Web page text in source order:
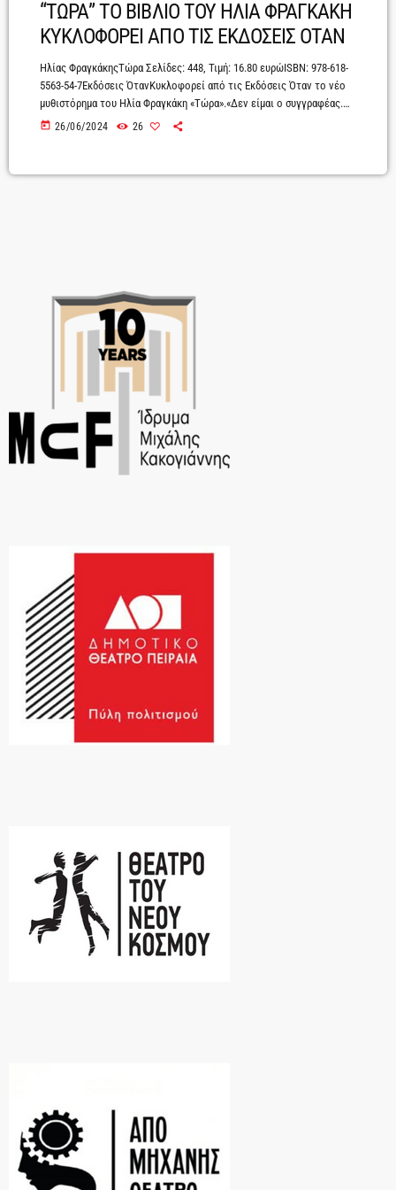
“ΤΩΡΑ” ΤΟ ΒΙΒΛΙΟ ΤΟΥ ΗΛΙΑ ΦΡΑΓΚΑΚΗ
ΚΥΚΛΟΦΟΡΕΙ ΑΠΟ ΤΙΣ ΕΚΔΟΣΕΙΣ ΟΤΑΝ
Ηλίας ΦραγκάκηςΤώρα Σελίδες: 448, Τιμή: 16.80 ευρώISBN: 978-618-
5563-54-7Εκδόσεις ΌτανΚυκλοφορεί από τις Εκδόσεις Όταν το νέο
μυθιστόρημα του Ηλία Φραγκάκη «Τώρα».«Δεν είμαι ο συγγραφέας.
Δεν είμαι καν συγγραφέας. Αυτό ήθελα να πω. Να ξεκαθαρίσω προς
πρώτα λόγια του βιβλίου, καταλαβαίνουμε πως αυτό που θα
today 26/06/2024 26